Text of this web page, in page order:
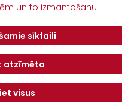
Finansējums
Privātuma politika
MAKSĀJUMU KĀRTĪBA UN
NOTEIKUMI
un to izmantošanu
sīkfaili
atzīmēto
visus